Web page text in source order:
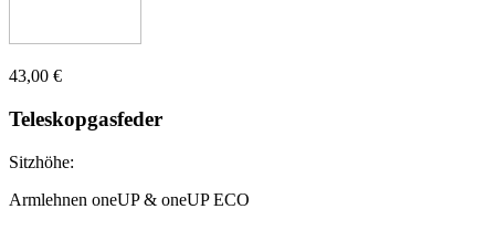
43,00 €
Teleskopgasfeder
Sitzhöhe:
Armlehnen oneUP & oneUP ECO